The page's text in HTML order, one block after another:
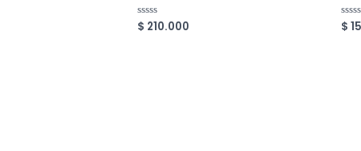
Valorado
en
$ 210.000
en
$